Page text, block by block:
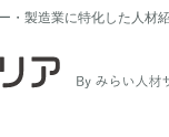
・製造業に特化した人材